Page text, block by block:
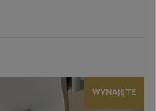
WYNAJĘTE